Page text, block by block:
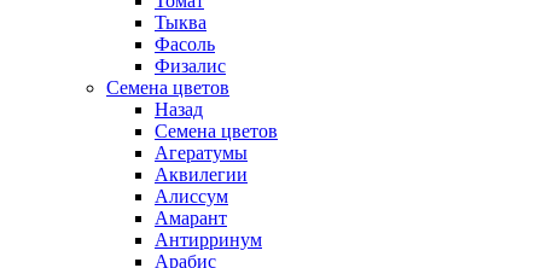
Тыква
Фасоль
Физалис
Семена цветов
Назад
Семена цветов
Агератумы
Аквилегии
Алиссум
Амарант
Антирринум
Арабис